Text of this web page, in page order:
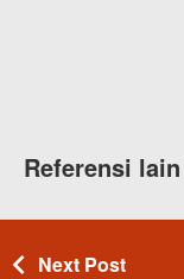
Referensi
Next Post